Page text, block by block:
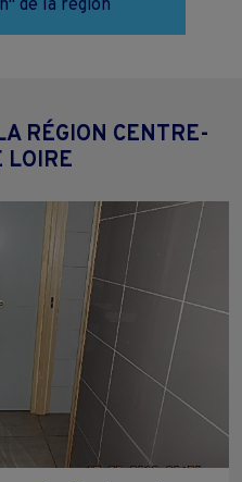
de la région
RÉGION CENTRE-
LOIRE